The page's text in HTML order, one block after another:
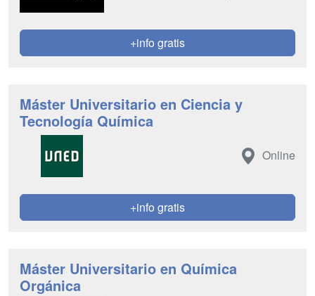
+info gratis
Máster Universitario en Ciencia y
Tecnología Química
Online
+info gratis
Máster Universitario en Química
Orgánica